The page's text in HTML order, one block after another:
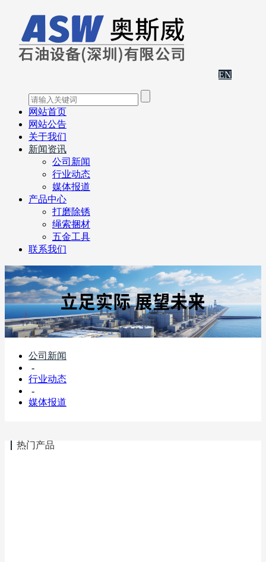
EN
网站首页
网站公告
关于我们
新闻资讯
公司新闻
行业动态
媒体报道
产品中心
打磨除锈
绳索捆材
五金工具
联系我们
公司新闻
-
行业动态
-
媒体报道
热门产品